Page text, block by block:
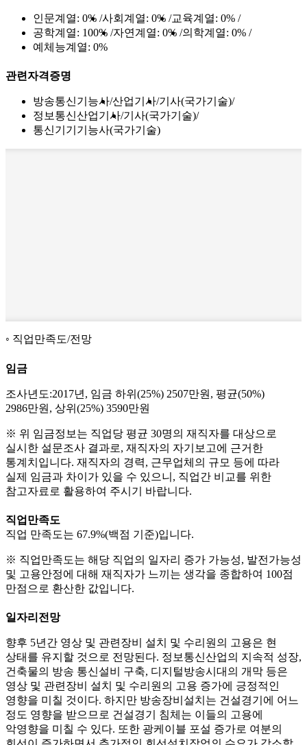
인문계열: 0% 사회계열: 0% 교육계열: 0%
공학계열: 100% 자연계열: 0% 의학계열: 0%
예체능계열: 0%
관련자격증명
방송통신기능사 산업기사 기사(국가기술)
정보통신산업기사 기사(국가기술)
통신기기기능사(국가기술)
직업만족도/전망
임금
조사년도:2017년, 임금 하위(25%) 2507만원, 평균(50%)
2986만원, 상위(25%) 3590만원
※ 위 임금정보는 직업당 평균 30명의 재직자를 대상으로
실시한 설문조사 결과로, 재직자의 자기보고에 근거한
통계치입니다. 재직자의 경력, 근무업체의 규모 등에 따라
실제 임금과 차이가 있을 수 있으니, 직업간 비교를 위한
참고자료로 활용하여 주시기 바랍니다.
직업만족도
직업 만족도는 67.9%(백점 기준)입니다.
※ 직업만족도는 해당 직업의 일자리 증가 가능성, 발전가능성
및 고용안정에 대해 재직자가 느끼는 생각을 종합하여 100점
만점으로 환산한 값입니다.
일자리전망
향후 5년간 영상 및 관련장비 설치 및 수리원의 고용은 현
상태를 유지할 것으로 전망된다. 정보통신산업의 지속적 성장,
건축물의 방송 통신설비 구축, 디지털방송시대의 개막 등은
영상 및 관련장비 설치 및 수리원의 고용 증가에 긍정적인
영향을 미칠 것이다. 하지만 방송장비설치는 건설경기에 어느
정도 영향을 받으므로 건설경기 침체는 이들의 고용에
악영향을 미칠 수 있다. 또한 광케이블 포설 증가로 여분의